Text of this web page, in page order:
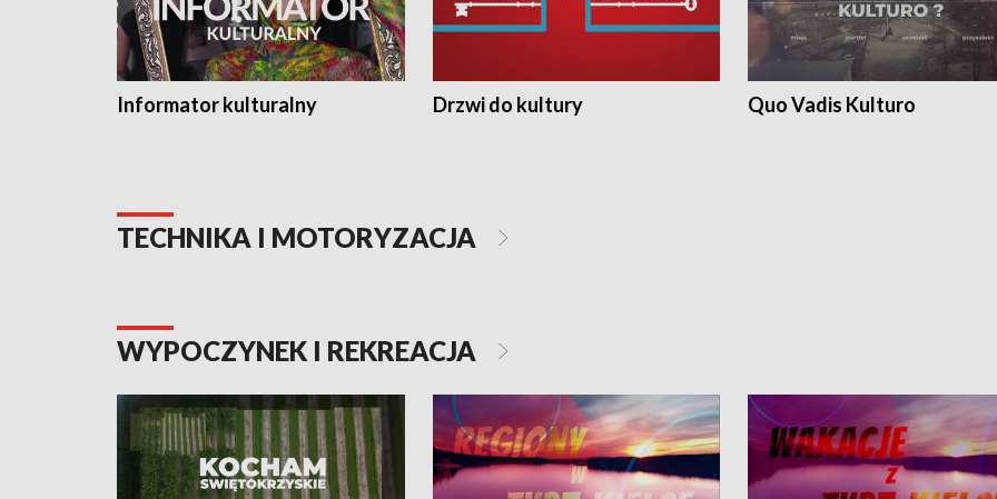
Informator kulturalny Drzwi do kultury Quo Vadis Kulturo
TECHNIKA I MOTORYZACJA
WYPOCZYNEK I REKREACJA